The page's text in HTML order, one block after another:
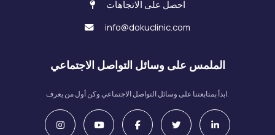
احصل على الاتجاهات
info@dokuclinic.com
الملمس على وسائل التواصل الاجتماعي
ابدأ بمتابعتنا على وسائل التواصل الاجتماعي وكن أول من يعرف.